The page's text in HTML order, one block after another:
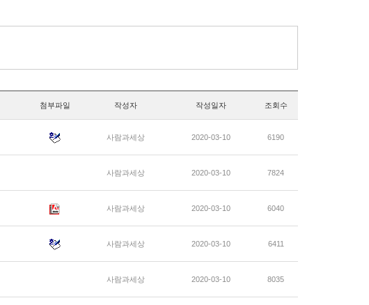
첨부파일 작성자 작성일자 조회수
사람과세상 2020-03-10 6190
사람과세상 2020-03-10 7824
사람과세상 2020-03-10 6040
사람과세상 2020-03-10 6411
사람과세상 2020-03-10 8035